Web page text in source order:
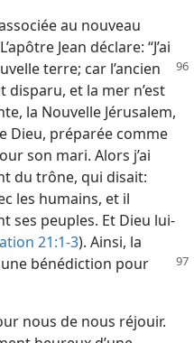
au nouveau
Jean déclare: “J’ai
terre; car l’ancien
disparu, et la mer n’est
la Nouvelle Jérusalem,
Dieu, préparée comme
son mari. Alors j’ai
du trône, qui disait:
les humains, et il
ses peuples. Et Dieu lui-​
21:1-3). Ainsi, la
bénédiction pour
nous de nous réjouir.